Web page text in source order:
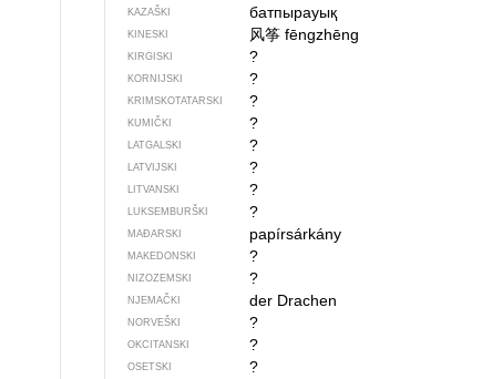
KAZAŠKI батпырауық
KINESKI 风筝 fēngzhēng
KIRGISKI ?
KORNIJSKI ?
KRIMSKOTATARSKI ?
KUMIČKI ?
LATGALSKI ?
LATVIJSKI ?
LITVANSKI ?
LUKSEMBURŠKI ?
MAĐARSKI papírsárkány
MAKEDONSKI ?
NIZOZEMSKI ?
NJEMAČKI der Drachen
NORVEŠKI ?
OKCITANSKI ?
OSETSKI ?